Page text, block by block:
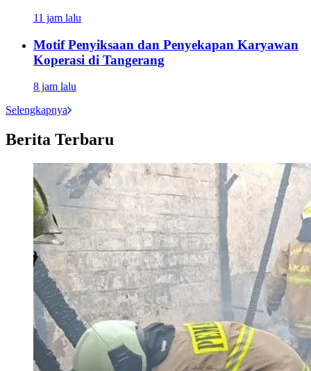
11 jam lalu
Motif Penyiksaan dan Penyekapan Karyawan
Koperasi di Tangerang
8 jam lalu
Selengkapnya
Berita Terbaru